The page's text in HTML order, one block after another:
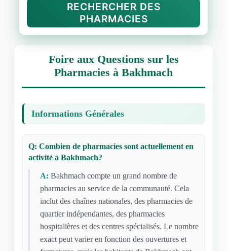
RECHERCHER DES
PHARMACIES
Foire aux Questions sur les
Pharmacies à Bakhmach
Informations Générales
Q: Combien de pharmacies sont actuellement en
activité à Bakhmach?
A: Bakhmach compte un grand nombre de
pharmacies au service de la communauté. Cela
inclut des chaînes nationales, des pharmacies de
quartier indépendantes, des pharmacies
hospitalières et des centres spécialisés. Le nombre
exact peut varier en fonction des ouvertures et